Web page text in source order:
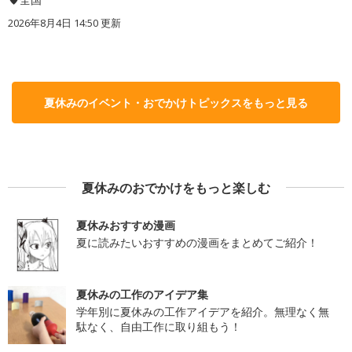
2026年8月4日 14:50更新
夏休みのイベント・おでかけトピックスをもっと見る
夏休みのおでかけをもっと楽しむ
夏休みおすすめ漫画
夏に読みたいおすすめの漫画をまとめてご紹介！
夏休みの工作のアイデア集
学年別に夏休みの工作アイデアを紹介。無理なく無
駄なく、自由工作に取り組もう！